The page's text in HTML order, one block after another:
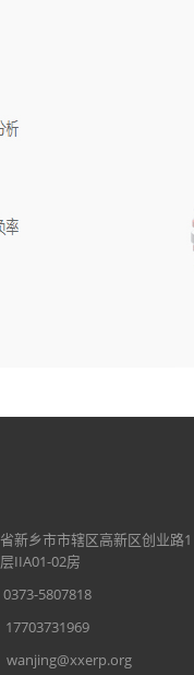
新乡市市辖区高新区创业路1
IIA01-02房
5807818